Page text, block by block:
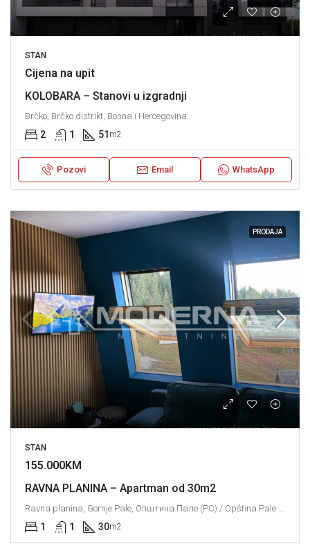
STAN
Cijena na upit
KOLOBARA – Stanovi u izgradnji
Brčko, Brčko distrikt, Bosna i Hercegovina
2 1 51 m2
Pozovi Email WhatsApp
PRODAJA
STAN
155.000KM
RAVNA PLANINA – Apartman od 30m2
1 1 30m2